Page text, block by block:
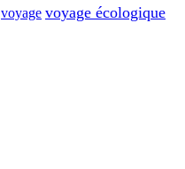
voyage voyage écologique